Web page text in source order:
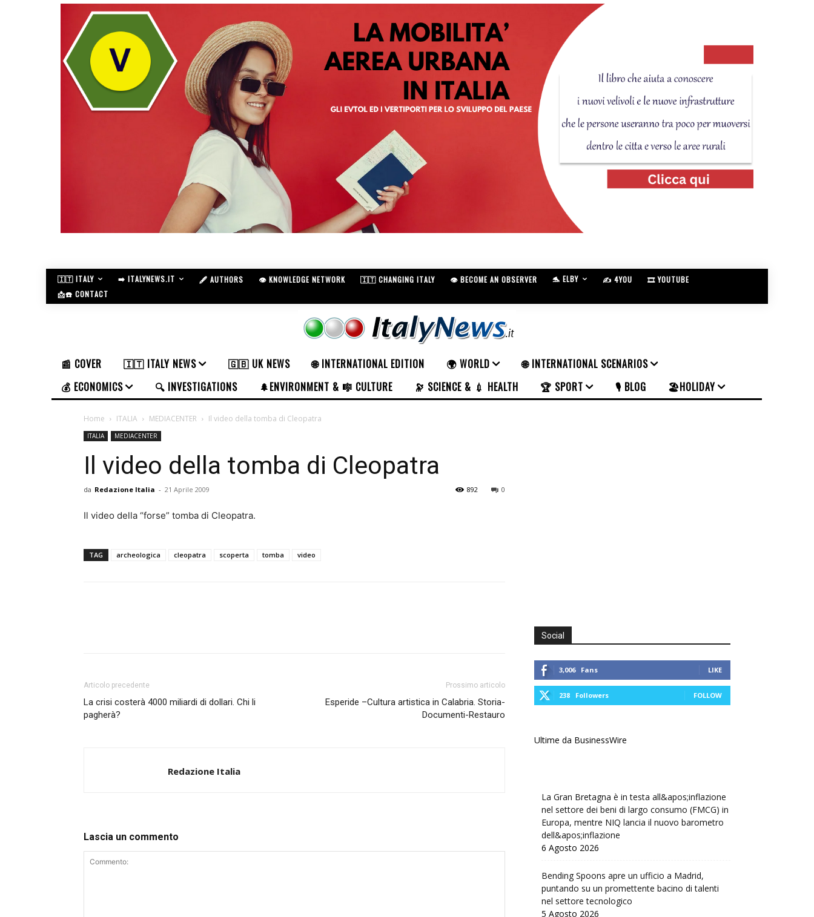
🇮🇹 ITALY ➡️ ITALYNEWS.IT 🖋️ AUTHORS 👁️ KNOWLEDGE NETWORK 🇮🇹 CHANGING ITALY 👁️ BECOME AN OBSERVER 🐬 ELBY ✍️ 4YOU
🎞️ YOUTUBE
📩☎️ CONTACT
📰 COVER 🇮🇹 ITALY NEWS 🇬🇧 UK NEWS 🌐 INTERNATIONAL EDITION 🌍 WORLD
🌐 INTERNATIONAL SCENARIOS
💰 ECONOMICS
🔍 INVESTIGATIONS 🌲ENVIRONMENT & 🎼 CULTURE 🔭 SCIENCE & 💉 HEALTH 🏆 SPORT 🎙️ BLOG 🏖️HOLIDAY
Home ITALIA MEDIACENTER Il video della tomba di Cleopatra
ITALIA MEDIACENTER
Il video della tomba di Cleopatra
da Redazione Italia - 21 Aprile 2009 0
892
Il video della “forse” tomba di Cleopatra.
TAG archeologica cleopatra scoperta tomba video
Articolo precedente
La crisi costerà 4000 miliardi di dollari. Chi li
pagherà?
Prossimo articolo
Esperide –Cultura artistica in Calabria. Storia-
Documenti-Restauro
Redazione Italia
Lascia un commento
Social
3,006 Fans LIKE
238 Followers FOLLOW
Ultime da BusinessWire
La Gran Bretagna è in testa all&apos;inflazione
nel settore dei beni di largo consumo (FMCG) in
Europa, mentre NIQ lancia il nuovo barometro
dell&apos;inflazione
6 Agosto 2026
Bending Spoons apre un ufficio a Madrid,
puntando su un promettente bacino di talenti
nel settore tecnologico
5 Agosto 2026